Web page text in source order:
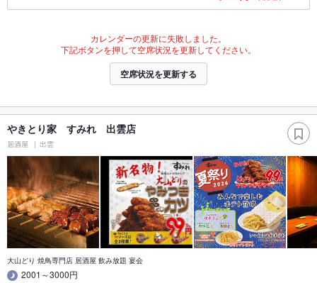
カレンダーの更新に失敗しました。
下記ボタンを押して空席状況を更新してください。
空席状況を更新する
やきとり家 すみれ 出雲店
居酒屋 出雲
大山どり 焼鳥専門店 居酒屋 飲み放題 宴会
2001～3000円